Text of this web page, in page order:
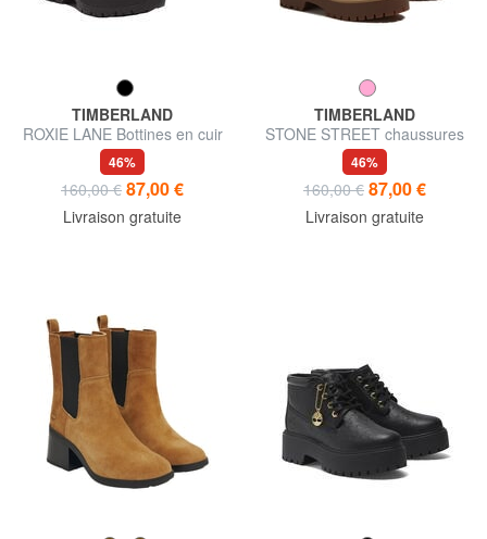
TIMBERLAND
ROXIE LANE Bottines en cuir
46%
160,00 € 87,00 €
Livraison gratuite
TIMBERLAND
STONE STREET chaussures
en cuir
46%
160,00 € 87,00 €
Livraison gratuite